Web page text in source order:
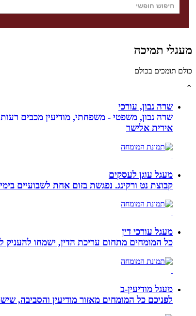
מעגלי תמיכה
כולם תומכים בכולם
⌃
שרה נבון, עורכי
שרה נבון, משפטי - משפחתי, מודיעין מכבים
אירית אלישר
מעגל עוגן לעסקים
קבוצת נט ורקינג. נפגשת בזום אחת לשבועיים בימי ג
מעגל עורכי דין
כל המומחים מתחום עריכת הדין, ישמחו להעניק
מעגל מודיעין-ב
לפניכם כל המומחים מאזור מודיעין והסביבה,